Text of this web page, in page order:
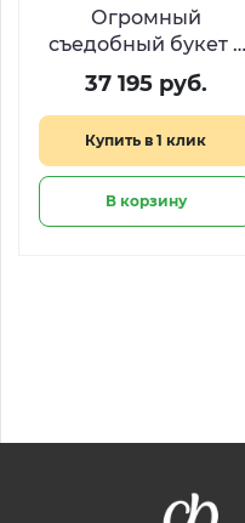
Огромный
съедобный букет с
закусками «Римские
каникулы»
37 195 руб.
Купить в 1 клик
В корзину